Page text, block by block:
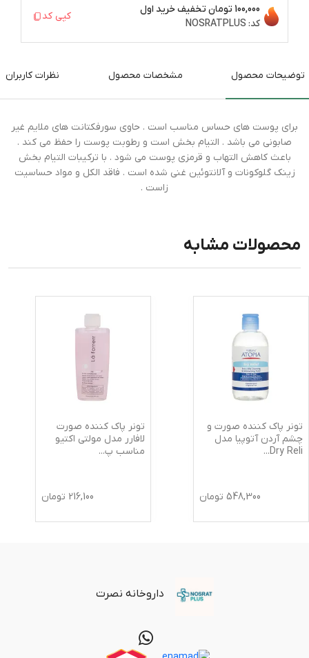
100,000 تومان
تخفیف خرید اول
کد: NOSRATPLUS
کپی کد
توضیحات محصول مشخصات محصول نظرات کاربران
برای پوست های حساس مناسب است . حاوی سورفکتانت های ملایم غیر
صابونی می باشد . التیام بخش است و رطوبت پوست را حفظ می کند .
باعث کاهش التهاب و قرمزی پوست می شود . با ترکیبات التیام بخش
زینک گلوکونات و آلانتوئین غنی شده است . فاقد الکل و مواد حساسیت
زاست .
محصولات مشابه
تونر پاک کننده صورت و
چشم آردن آتوپیا مدل
Dry Reli
...
548,300 تومان
تونر پاک کننده صورت
لافارر مدل مولتی اکتیو
مناسب پ...
216,100 تومان
داروخانه نصرت